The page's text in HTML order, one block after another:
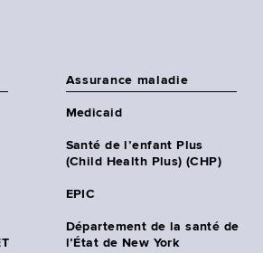
Assurance maladie
Medicaid
Santé de l’enfant Plus
(Child Health Plus) (CHP)
EPIC
Département de la santé de
l’État de New York